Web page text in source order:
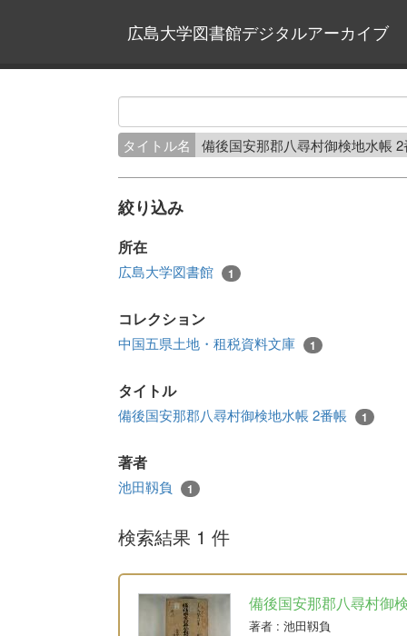
広島大学図書館デジタルアーカイブ
タイトル名 備後国安那郡八尋村御検地水帳
絞り込み
所在
広島大学図書館 1
コレクション
中国五県土地・租税資料文庫 1
タイトル
備後国安那郡八尋村御検地水帳 2番帳 1
著者
池田靱負 1
検索結果 1 件
備後国安那郡八尋村御
著者 : 池田靱負